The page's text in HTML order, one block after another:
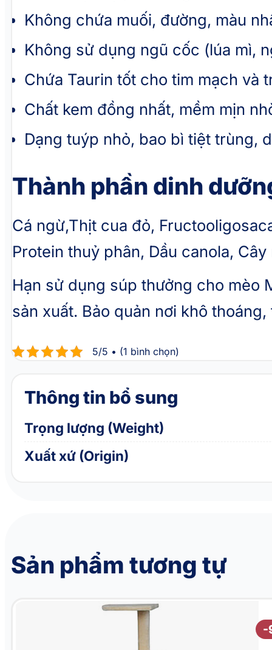
Không chứa muối, đường, màu
Không sử dụng ngũ cốc (lúa mì,
Chứa Taurin tốt cho tim mạch và
Chất kem đồng nhất, mềm mịn
Dạng tuýp nhỏ, bao bì tiệt trùng,
Thành phần dinh
Cá ngừ,Thịt cua đỏ,
Protein thuỷ phân, Dầu canola,
Hạn sử dụng súp thưởng cho mèo
sản xuất. Bảo quản nơi khô
5/5 • (1 bình chọn)
Thông tin bổ sung
Trọng lượng (Weight)
Xuất xứ (Origin)
Sản phẩm tương tự
-